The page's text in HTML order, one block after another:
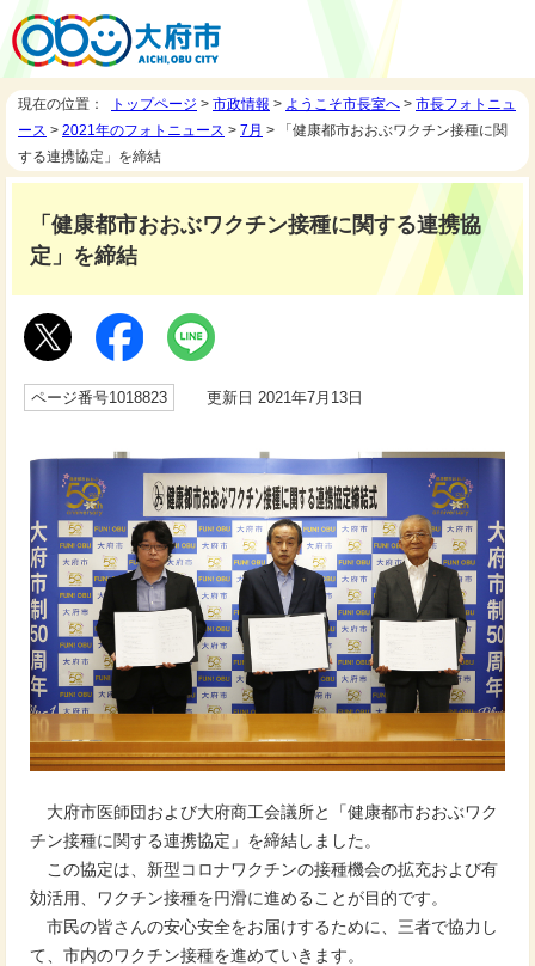
現在の位置： トップページ > 市政情報 > ようこそ市長室へ > 市長フォトニュ
ース > 2021年のフォトニュース > 7月 > 「健康都市おおぶワクチン接種に関
する連携協定」を締結
「健康都市おおぶワクチン接種に関する連携協
定」を締結
ページ番号1018823 更新日 2021年7月13日
大府市医師団および大府商工会議所と「健康都市おおぶワク
チン接種に関する連携協定」を締結しました。
この協定は、新型コロナワクチンの接種機会の拡充および有
効活用、ワクチン接種を円滑に進めることが目的です。
市民の皆さんの安心安全をお届けするために、三者で協力し
て、市内のワクチン接種を進めていきます。